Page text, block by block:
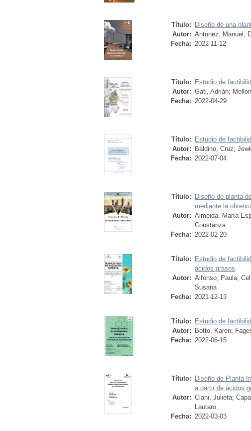
Título:
Diseño de una
Autor: Antunez, Manuel ;
Fecha: 2022-11-12
Título:
Estudio de
Autor: Gati, Adrián;
Fecha: 2022-04-29
Título:
Estudio de
Autor:
Baldino, Cruz;
Fecha: 2022-07-04
Título:
Diseño de planta
mediante la
Autor: Almeida, María
Constanza
Fecha: 2022-02-20
Título:
Estudio de
ácidos grasos
Autor: Alfonso, Paula;
Susana
Fecha: 2021-12-13
Título:
Estudio de
Autor:
Botto, Karen;
Fecha: 2022-06-15
Título:
Diseño de Planta
a partir de ácidos
Autor: Ciani, Julieta;
Lautaro
Fecha: 2022-03-03